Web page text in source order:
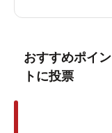
おすすめポイン
トに投票